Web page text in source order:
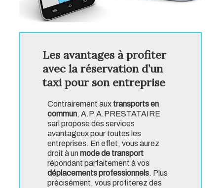
Les avantages à profiter
avec la réservation d’un
taxi pour son entreprise
Contrairement aux transports en
commun, A.P.A.PRESTATAIRE
sarl propose des services
avantageux pour toutes les
entreprises. En effet, vous aurez
droit à unmode de transport
répondant parfaitement à vos
déplacements professionnels. Plus
précisément, vous profiterez des